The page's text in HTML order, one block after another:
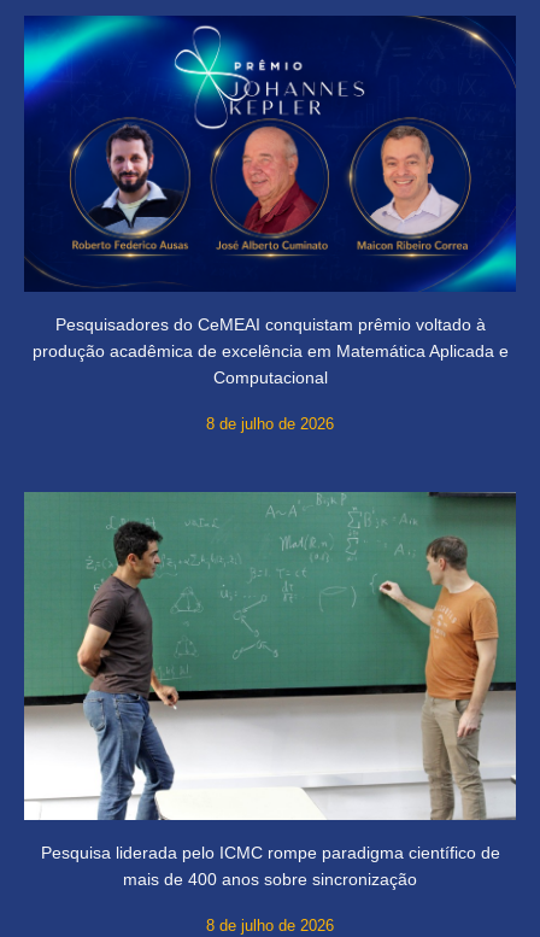
Pesquisadores do CeMEAI conquistam prêmio voltado à
produção acadêmica de excelência em Matemática Aplicada e
Computacional
8 de julho de 2026
Pesquisa liderada pelo ICMC rompe paradigma científico de
mais de 400 anos sobre sincronização
8 de julho de 2026